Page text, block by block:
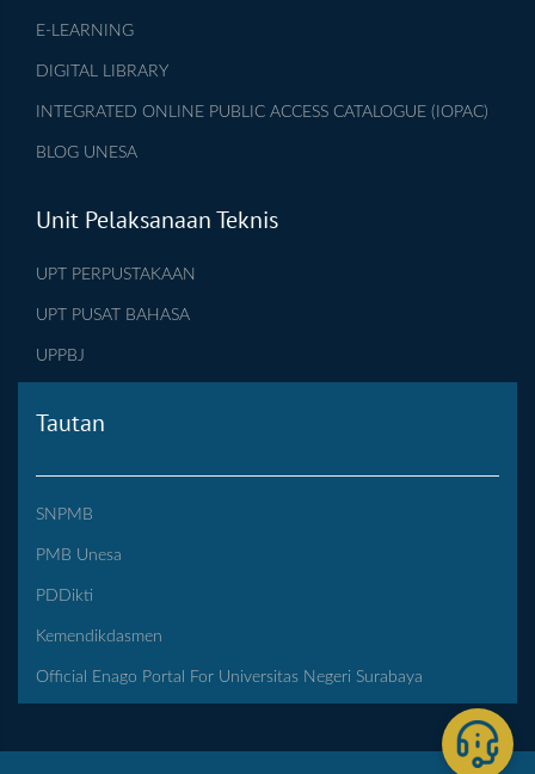
E-LEARNING
DIGITAL LIBRARY
INTEGRATED ONLINE PUBLIC ACCESS CATALOGUE (IOPAC)
BLOG UNESA
Unit Pelaksanaan Teknis
UPT PERPUSTAKAAN
UPT PUSAT BAHASA
UPPBJ
Tautan
SNPMB
PMB Unesa
PDDikti
Kemendikdasmen
Official Enago Portal For Universitas Negeri Surabaya